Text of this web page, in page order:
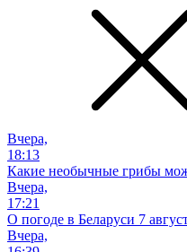
Вчера,
18:13
Какие необычные грибы
Вчера,
17:21
О погоде в Беларуси 7
Вчера,